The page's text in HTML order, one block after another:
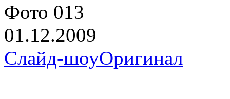
Фото 013
01.12.2009
Слайд-шоуОригинал